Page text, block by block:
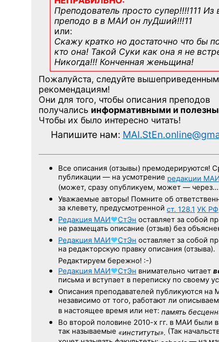
Преподователь просто супер!!!!111 Из
преподо в в МАИ он луДший!!!11
или:
Скажу кратко но достаточно что бы
кто она! Такой Суки как она я не
Никогда!!! Конченная женьщина!
Пожалуйста, следуйте вышеприведенным
рекомендациям!
Они для того, чтобы описания преподов
получались информативными и
Чтобы их было интересно читать!
Напишите нам:
Все описания (отзывы) премодерируются!
публикации — на усмотрение редакции
(может, сразу опубликуем, может —
Уважаемые авторы! Помните об
за клевету, предусмотренной ст. 128.1 УК РФ
Редакция МАИ♥СтЭн оставляет за собой
не размещать описание (отзыв) без
Редакция МАИ♥СтЭн оставляет за собой
на редакторскую правку описания (отзыва).
Редактируем бережно! :-)
Редакция МАИ♥СтЭн внимательно читает
письма и вступает в переписку по своему
Описания преподавателей публикуются на
независимо от того, работают ли
в настоящее время или нет: память
Во второй половине 2010-х гг. в МАИ были
так называемые «институты». (Так